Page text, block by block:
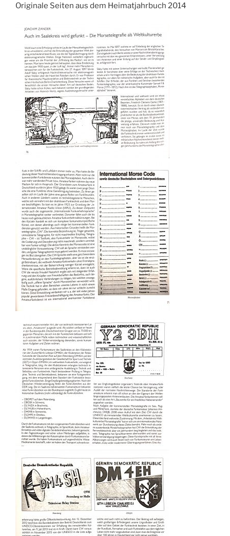
Originale Seiten aus dem Heimatjahrbuch 2014